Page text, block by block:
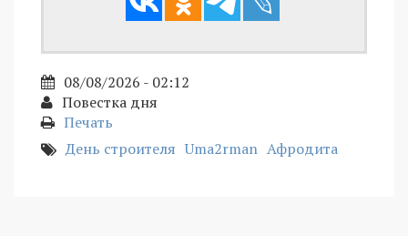
08/08/2026 - 02:12
Повестка дня
Печать
День строителя Uma2rman Афродита